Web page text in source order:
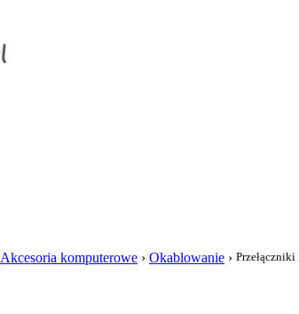
Akcesoria komputerowe › Okablowanie ›